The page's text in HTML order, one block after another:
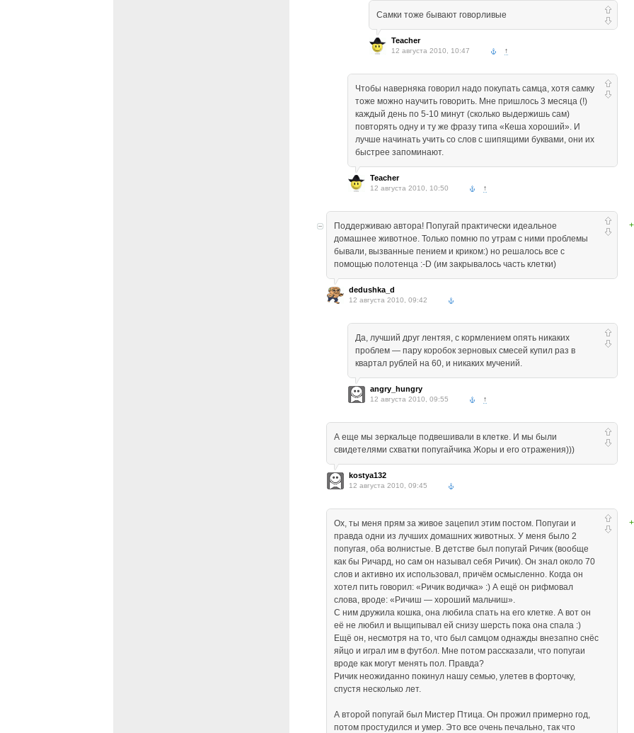
Самки тоже бывают говорливые
Teacher
12 августа 2010, 10:47 ↑
Чтобы наверняка говорил надо покупать самца, хотя самку
тоже можно научить говорить. Мне пришлось 3 месяца (!)
каждый день по 5-10 минут (сколько выдержишь сам)
повторять одну и ту же фразу типа «Кеша хороший». И
лучше начинать учить со слов с шипящими буквами, они их
быстрее запоминают.
Teacher
12 августа 2010, 10:50 ↑
Поддерживаю автора! Попугай практически идеальное
домашнее животное. Только помню по утрам с ними проблемы
бывали, вызванные пением и криком:) но решалось все с
помощью полотенца :-D (им закрывалось часть клетки)
dedushka_d
12 августа 2010, 09:42
Да, лучший друг лентяя, с кормлением опять никаких
проблем — пару коробок зерновых смесей купил раз в
квартал рублей на 60, и никаких мучений.
angry_hungry
12 августа 2010, 09:55 ↑
А еще мы зеркальце подвешивали в клетке. И мы были
свидетелями схватки попугайчика Жоры и его отражения)))
kostya132
12 августа 2010, 09:45
Ох, ты меня прям за живое зацепил этим постом. Попугаи и
правда одни из лучших домашних животных. У меня было 2
попугая, оба волнистые. В детстве был попугай Ричик (вообще
как бы Ричард, но сам он называл себя Ричик). Он знал около 70
слов и активно их использовал, причём осмысленно. Когда он
хотел пить говорил: «Ричик водичка» :) А ещё он рифмовал
слова, вроде: «Ричиш — хороший мальчиш».
С ним дружила кошка, она любила спать на его клетке. А вот он
её не любил и выщипывал ей снизу шерсть пока она спала :)
Ещё он, несмотря на то, что был самцом однажды внезапно снёс
яйцо и играл им в футбол. Мне потом рассказали, что попугаи
вроде как могут менять пол. Правда?
Ричик неожиданно покинул нашу семью, улетев в форточку,
спустя несколько лет.
А второй попугай был Мистер Птица. Он прожил примерно год,
потом простудился и умер. Это все очень печально, так что